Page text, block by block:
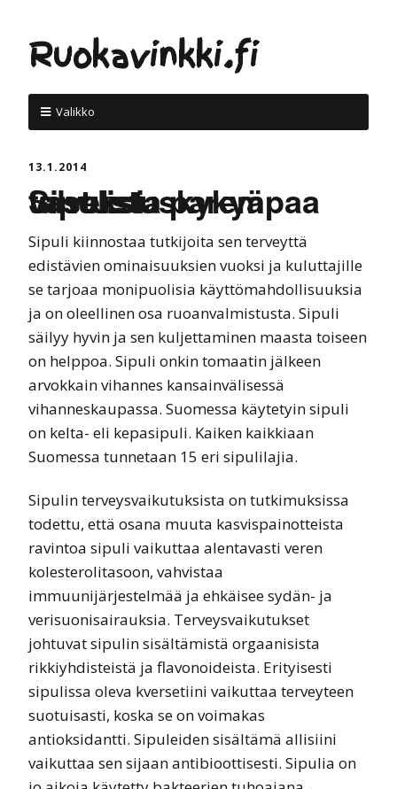
Ruokavinkki.fi
Valikko
13.1.2014
Sipulista parempaa vastustuskykyä talveksi
Sipuli kiinnostaa tutkijoita sen terveyttä
edistävien ominaisuuksien vuoksi ja kuluttajille
se tarjoaa monipuolisia käyttömahdollisuuksia
ja on oleellinen osa ruoanvalmistusta. Sipuli
säilyy hyvin ja sen kuljettaminen maasta toiseen
on helppoa. Sipuli onkin tomaatin jälkeen
arvokkain vihannes kansainvälisessä
vihanneskaupassa. Suomessa käytetyin sipuli
on kelta- eli kepasipuli. Kaiken kaikkiaan
Suomessa tunnetaan 15 eri sipulilajia.
Sipulin terveysvaikutuksista on tutkimuksissa
todettu, että osana muuta kasvispainotteista
ravintoa sipuli vaikuttaa alentavasti veren
kolesterolitasoon, vahvistaa
immuunijärjestelmää ja ehkäisee sydän- ja
verisuonisairauksia. Terveysvaikutukset
johtuvat sipulin sisältämistä orgaanisista
rikkiyhdisteistä ja flavonoideista. Erityisesti
sipulissa oleva kversetiini vaikuttaa terveyteen
suotuisasti, koska se on voimakas
antioksidantti. Sipuleiden sisältämä allisiini
vaikuttaa sen sijaan antibioottisesti. Sipulia on